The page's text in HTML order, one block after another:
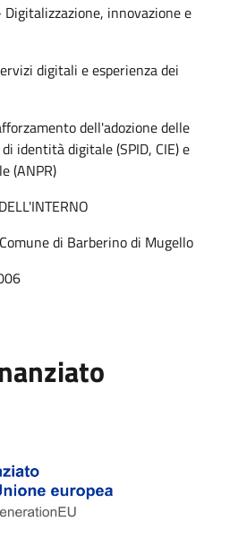
Digitalizzazione, innovazione e
digitali e esperienza dei
dell'adozione delle
identità digitale (SPID, CIE) e
(ANPR)
Comune di Barberino di Mugello